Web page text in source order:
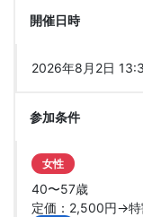
開催日時
2026年8月2日
参加条件
女性
40〜57歳
定価：2,500円→特